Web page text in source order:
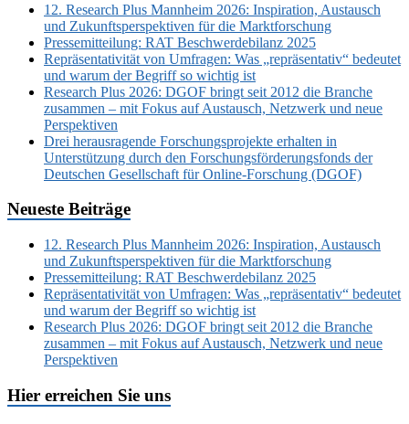
12. Research Plus Mannheim 2026: Inspiration, Austausch
und Zukunftsperspektiven für die Marktforschung
Pressemitteilung: RAT Beschwerdebilanz 2025
Repräsentativität von Umfragen: Was „repräsentativ“ bedeutet
und warum der Begriff so wichtig ist
Research Plus 2026: DGOF bringt seit 2012 die Branche
zusammen – mit Fokus auf Austausch, Netzwerk und neue
Perspektiven
Drei herausragende Forschungsprojekte erhalten in
Unterstützung durch den Forschungsförderungsfonds der
Deutschen Gesellschaft für Online-Forschung (DGOF)
Neueste Beiträge
12. Research Plus Mannheim 2026: Inspiration, Austausch
und Zukunftsperspektiven für die Marktforschung
Pressemitteilung: RAT Beschwerdebilanz 2025
Repräsentativität von Umfragen: Was „repräsentativ“ bedeutet
und warum der Begriff so wichtig ist
Research Plus 2026: DGOF bringt seit 2012 die Branche
zusammen – mit Fokus auf Austausch, Netzwerk und neue
Perspektiven
Hier erreichen Sie uns